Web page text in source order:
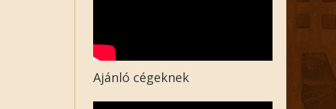
Ajánló cégeknek